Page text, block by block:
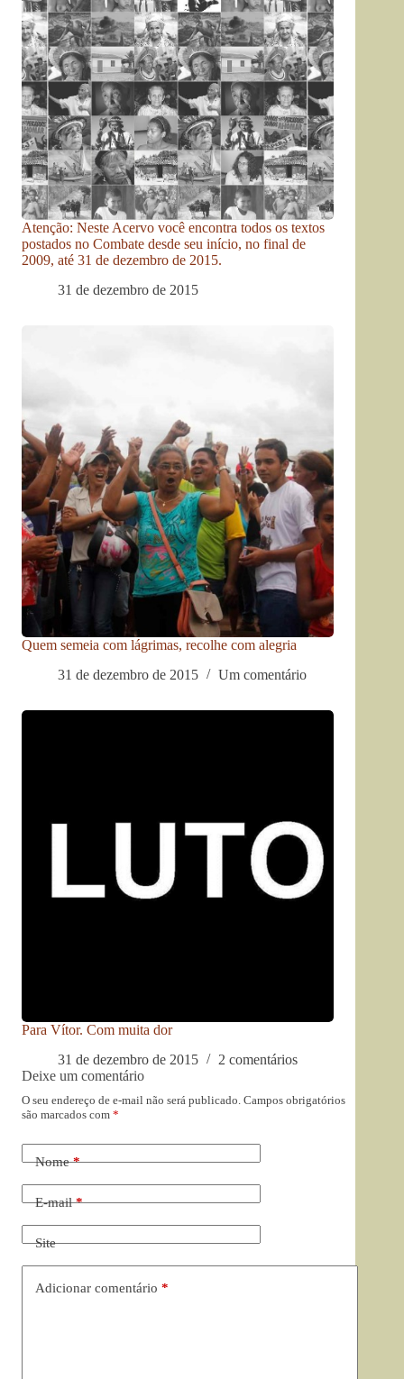
Atenção: Neste Acervo você encontra todos os textos
postados no Combate desde seu início, no final de
2009, até 31 de dezembro de 2015.
31 de dezembro de 2015
Quem semeia com lágrimas, recolhe com alegria
31 de dezembro de 2015
Um comentário
Para Vítor. Com muita dor
31 de dezembro de 2015
2 comentários
Deixe um comentário
O seu endereço de e-mail não será publicado. Campos obrigatórios
são marcados com *
Nome*
E-mail*
Site
Adicionar comentário *